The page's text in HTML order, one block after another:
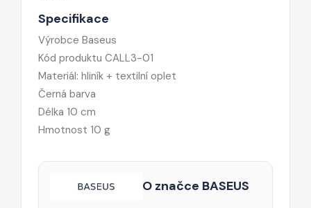
Specifikace
Výrobce Baseus
Kód produktu CALL3-01
Materiál: hliník + textilní oplet
Černá barva
Délka 10 cm
Hmotnost 10 g
O značce BASEUS